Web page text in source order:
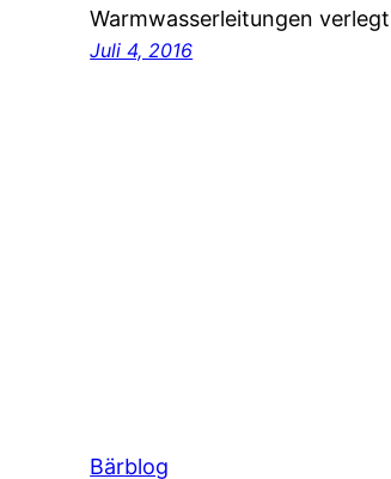
Warmwasserleitungen
Juli 4, 2016
Bärblog